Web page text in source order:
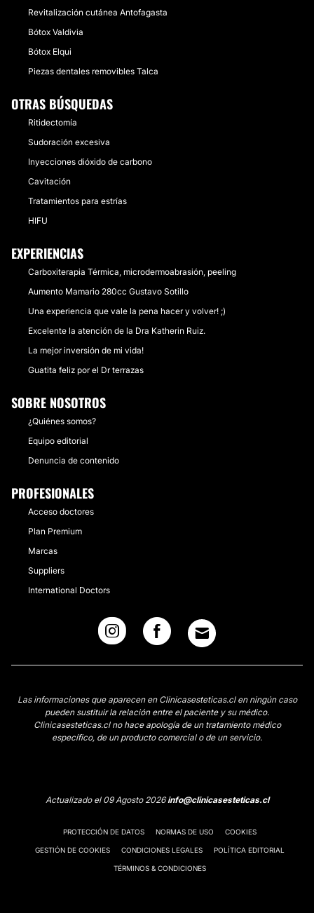
Revitalización cutánea Antofagasta
Bótox Valdivia
Bótox Elqui
Piezas dentales removibles Talca
OTRAS BÚSQUEDAS
Ritidectomía
Sudoración excesiva
Inyecciones dióxido de carbono
Cavitación
Tratamientos para estrías
HIFU
EXPERIENCIAS
Carboxiterapia Térmica, microdermoabrasión, peeling
Aumento Mamario 280cc Gustavo Sotillo
Una experiencia que vale la pena hacer y volver! ;)
Excelente la atención de la Dra Katherin Ruiz.
La mejor inversión de mi vida!
Guatita feliz por el Dr terrazas
SOBRE NOSOTROS
¿Quiénes somos?
Equipo editorial
Denuncia de contenido
PROFESIONALES
Acceso doctores
Plan Premium
Marcas
Suppliers
International Doctors
Las informaciones que aparecen en Clinicasesteticas.cl en ningún caso
pueden sustituir la relación entre el paciente y su médico.
Clinicasesteticas.cl no hace apología de un tratamiento médico
específico, de un producto comercial o de un servicio.
Actualizado el 09 Agosto 2026info@clinicasesteticas.cl
PROTECCIÓN DE DATOS NORMAS DE USO COOKIES
GESTIÓN DE COOKIES CONDICIONES LEGALES POLÍTICA EDITORIAL
TÉRMINOS & CONDICIONES